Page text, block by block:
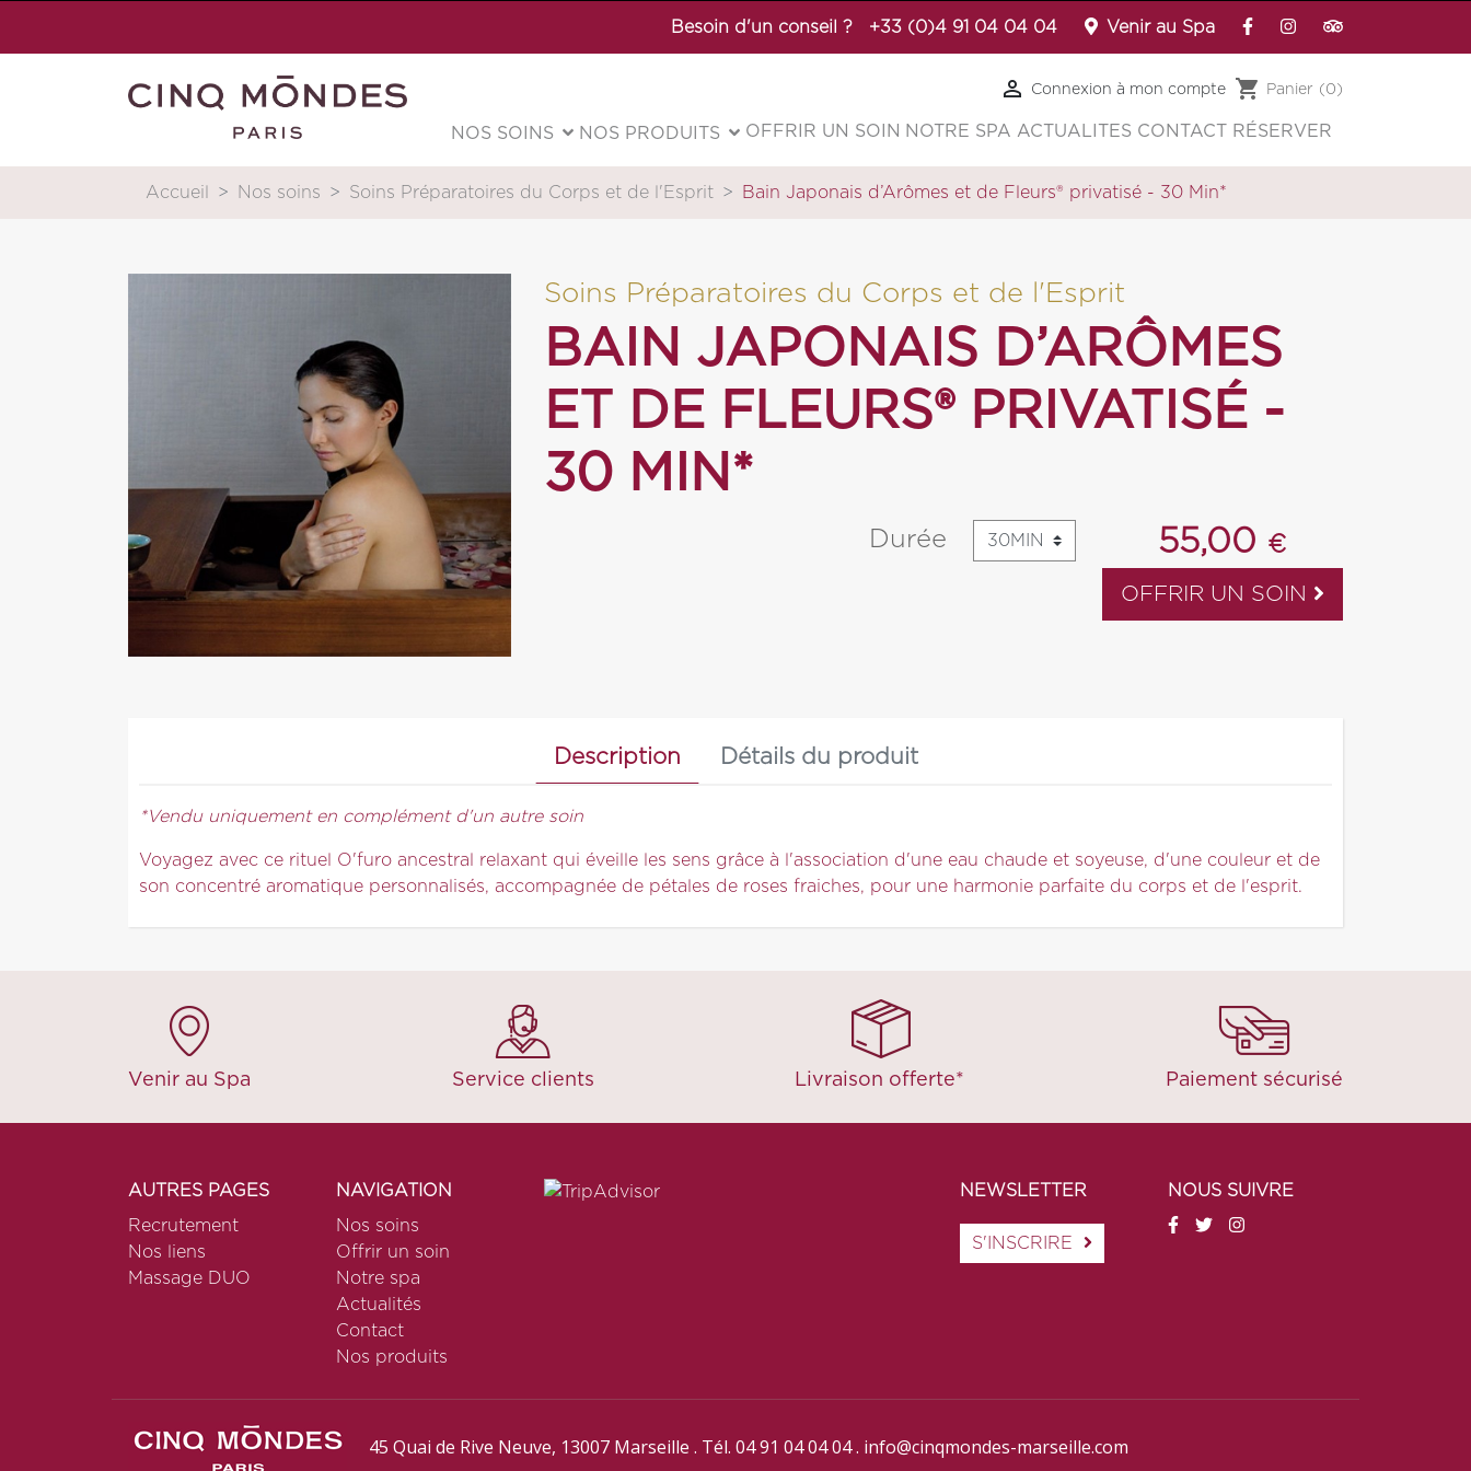
Besoin d'un conseil ? +33 (0)4 91 04 04 04 Venir au Spa
 Connexion à mon compte shopping_cart Panier (0)
NOS SOINS NOS PRODUITS OFFRIR UN SOIN NOTRE SPA ACTUALITES CONTACT RÉSERVER
Accueil Nos soins Soins Préparatoires du Corps et de l'Esprit Bain Japonais d’Arômes et de Fleurs® privatisé - 30 Min*
Soins Préparatoires du Corps et de l'Esprit
BAIN JAPONAIS D’ARÔMES
ET DE FLEURS® PRIVATISÉ -
30 MIN*
Durée 55,00 €
OFFRIR UN SOIN
Description Détails du produit
*Vendu uniquement en complément d'un autre soin
Voyagez avec ce rituel O'furo ancestral relaxant qui éveille les sens grâce à l'association d'une eau chaude et soyeuse, d'une couleur et de
son concentré aromatique personnalisés, accompagnée de pétales de roses fraiches, pour une harmonie parfaite du corps et de l'esprit.
Venir au Spa Service clients Livraison offerte* Paiement sécurisé
AUTRES PAGES
Recrutement
Nos liens
Massage DUO
NAVIGATION
Nos soins
Offrir un soin
Notre spa
Actualités
Contact
Nos produits
NEWSLETTER
S'INSCRIRE
NOUS SUIVRE
45 Quai de Rive Neuve, 13007 Marseille . Tél. 04 91 04 04 04 . info@cinqmondes-marseille.com